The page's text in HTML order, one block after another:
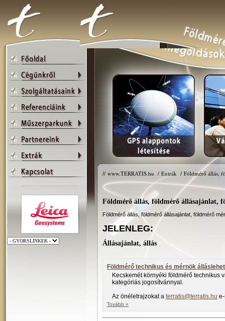
// www.TERRATIS.hu / Extrák / Földmérő állás,
Földmérő állás, földmérő állásajánlat,
Földmérő állás, földmérő állásajánlat, földmérő
JELENLEG:
Állásajánlat, állás
Földmérő technikus és mérnök
Kecskemét környéki földmérő technikus
kategóriás jogosítvánnyal.
Az önéletrajzokat a terratis@terratis.hu
Tovább »